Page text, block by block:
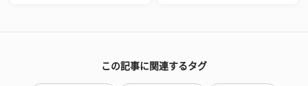
この記事に関連するタグ